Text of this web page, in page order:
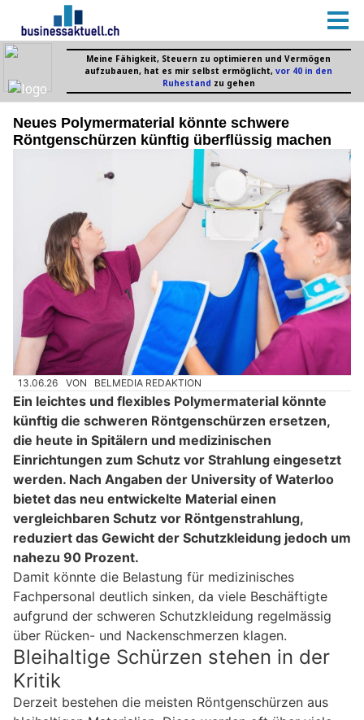
Neues Polymermaterial könnte schwere
Röntgenschürzen künftig überflüssig machen
13.06.26 VON BELMEDIA REDAKTION
Ein leichtes und flexibles Polymermaterial könnte
künftig die schweren Röntgenschürzen ersetzen,
die heute in Spitälern und medizinischen
Einrichtungen zum Schutz vor Strahlung eingesetzt
werden. Nach Angaben der University of Waterloo
bietet das neu entwickelte Material einen
vergleichbaren Schutz vor Röntgenstrahlung,
reduziert das Gewicht der Schutzkleidung jedoch um
nahezu 90 Prozent.
Damit könnte die Belastung für medizinisches
Fachpersonal deutlich sinken, da viele Beschäftigte
aufgrund der schweren Schutzkleidung regelmässig
über Rücken- und Nackenschmerzen klagen.
Bleihaltige Schürzen stehen in der
Kritik
Derzeit bestehen die meisten Röntgenschürzen aus